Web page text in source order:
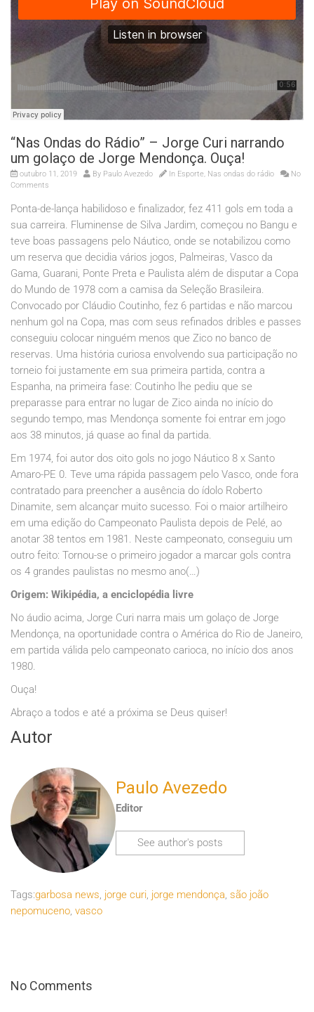
“Nas Ondas do Rádio” – Jorge Curi narrando
um golaço de Jorge Mendonça. Ouça!
outubro 11, 2019 By Paulo Avezedo In Esporte, Nas ondas do rádio
No
Comments
Ponta-de-lança habilidoso e finalizador, fez 411 gols em toda a
sua carreira. Fluminense de Silva Jardim, começou no Bangu e
teve boas passagens pelo Náutico, onde se notabilizou como
um reserva que decidia vários jogos, Palmeiras, Vasco da
Gama, Guarani, Ponte Preta e Paulista além de disputar a Copa
do Mundo de 1978 com a camisa da Seleção Brasileira.
Convocado por Cláudio Coutinho, fez 6 partidas e não marcou
nenhum gol na Copa, mas com seus refinados dribles e passes
conseguiu colocar ninguém menos que Zico no banco de
reservas. Uma história curiosa envolvendo sua participação no
torneio foi justamente em sua primeira partida, contra a
Espanha, na primeira fase: Coutinho lhe pediu que se
preparasse para entrar no lugar de Zico ainda no início do
segundo tempo, mas Mendonça somente foi entrar em jogo
aos 38 minutos, já quase ao final da partida.
Em 1974, foi autor dos oito gols no jogo Náutico 8 x Santo
Amaro-PE 0. Teve uma rápida passagem pelo Vasco, onde fora
contratado para preencher a ausência do ídolo Roberto
Dinamite, sem alcançar muito sucesso. Foi o maior artilheiro
em uma edição do Campeonato Paulista depois de Pelé, ao
anotar 38 tentos em 1981. Neste campeonato, conseguiu um
outro feito: Tornou-se o primeiro jogador a marcar gols contra
os 4 grandes paulistas no mesmo ano(…)
Origem: Wikipédia, a enciclopédia livre
No áudio acima, Jorge Curi narra mais um golaço de Jorge
Mendonça, na oportunidade contra o América do Rio de Janeiro,
em partida válida pelo campeonato carioca, no início dos anos
1980.
Ouça!
Abraço a todos e até a próxima se Deus quiser!
Autor
Paulo Avezedo
Editor
See author's posts
Tags:garbosa news, jorge curi, jorge mendonça, são joão
nepomuceno, vasco
No Comments